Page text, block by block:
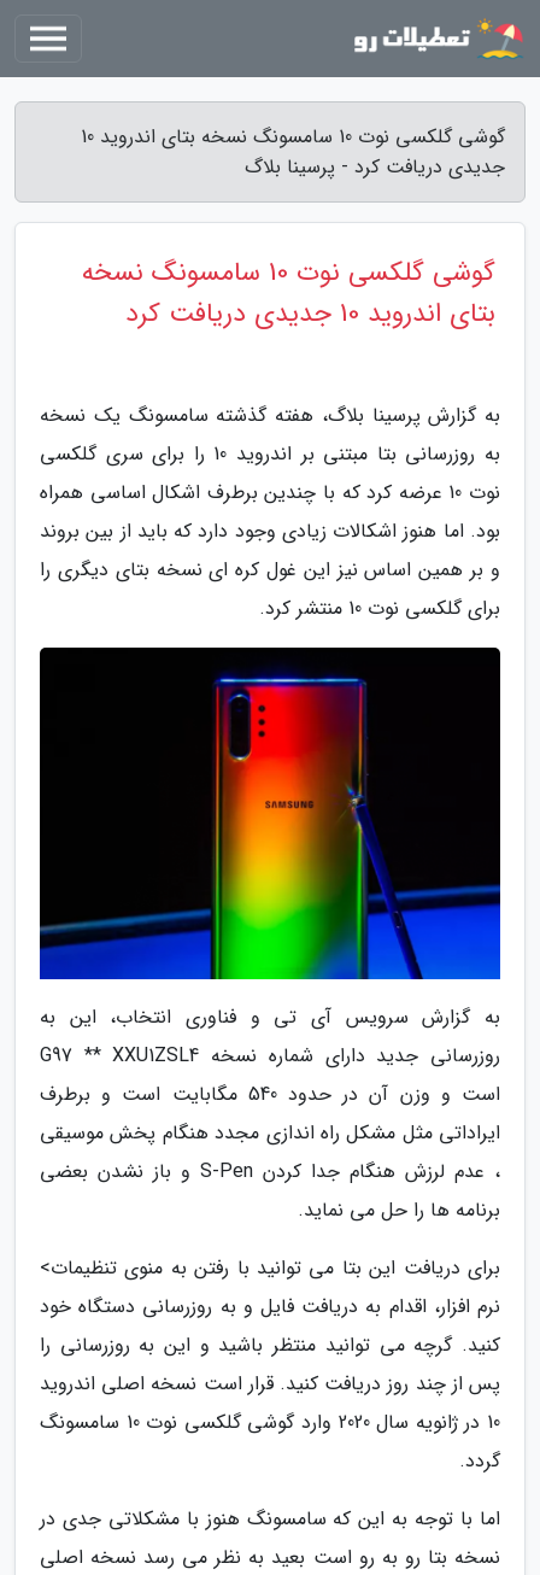
گوشی گلکسی نوت 10 سامسونگ نسخه بتای اندروید 10
جدیدی دریافت کرد - پرسینا بلاگ
گوشی گلکسی نوت 10 سامسونگ نسخه
بتای اندروید 10 جدیدی دریافت کرد
به گزارش پرسینا بلاگ، هفته گذشته سامسونگ یک نسخه
به روزرسانی بتا مبتنی بر اندروید 10 را برای سری گلکسی
نوت 10 عرضه کرد که با چندین برطرف اشکال اساسی همراه
بود. اما هنوز اشکالات زیادی وجود دارد که باید از بین بروند
و بر همین اساس نیز این غول کره ای نسخه بتای دیگری را
برای گلکسی نوت 10 منتشر کرد.
به گزارش سرویس آی تی و فناوری انتخاب، این به
روزرسانی جدید دارای شماره نسخه G97 ** XXU1ZSL4
است و وزن آن در حدود 540 مگابایت است و برطرف
ایراداتی مثل مشکل راه اندازی مجدد هنگام پخش موسیقی
، عدم لرزش هنگام جدا کردن S-Pen و باز نشدن بعضی
برنامه ها را حل می نماید.
برای دریافت این بتا می توانید با رفتن به منوی تنظیمات>
نرم افزار، اقدام به دریافت فایل و به روزرسانی دستگاه خود
کنید. گرچه می توانید منتظر باشید و این به روزرسانی را
پس از چند روز دریافت کنید. قرار است نسخه اصلی اندروید
10 در ژانویه سال 2020 وارد گوشی گلکسی نوت 10 سامسونگ
گردد.
اما با توجه به این که سامسونگ هنوز با مشکلاتی جدی در
نسخه بتا رو به رو است بعید به نظر می رسد نسخه اصلی